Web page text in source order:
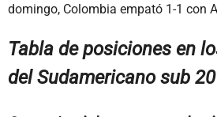
domingo, Colombia empató 1-1 con
Tabla de posiciones en
del Sudamericano sub 20